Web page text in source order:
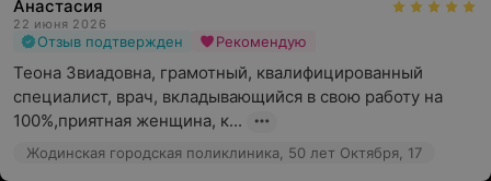
Анастасия
22 июня 2026
Отзыв подтвержден Рекомендую
Теона Звиадовна, грамотный, квалифицированный
специалист, врач, вкладывающийся в свою работу на
100%,приятная женщина, к...
Жодинская городская поликлиника, 50 лет Октября, 17